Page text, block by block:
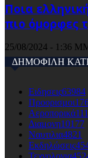
Ποια
πιο όμορφες
25/08/2024 - 1:36
ΔΗΜΟΦΙΛΗ
Ειδησεις63984
Προορισμοι
Αεροπορικά
Διαμονη10177
Ναυτιλια4821
Εκδηλώσεις